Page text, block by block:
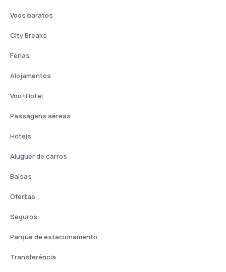
Voos baratos
City Breaks
Férias
Alojamentos
Voo+Hotel
Passagens aéreas
Hotéis
Aluguer de carros
Balsas
Ofertas
Seguros
Parque de estacionamento
Transferência